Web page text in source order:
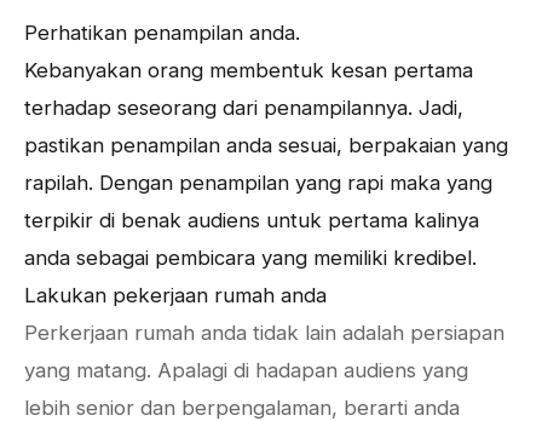
Perhatikan penampilan anda.
Kebanyakan orang membentuk kesan pertama
terhadap seseorang dari penampilannya. Jadi,
pastikan penampilan anda sesuai, berpakaian yang
rapilah. Dengan penampilan yang rapi maka yang
terpikir di benak audiens untuk pertama kalinya
anda sebagai pembicara yang memiliki kredibel.
Lakukan pekerjaan rumah anda
Perkerjaan rumah anda tidak lain adalah persiapan
yang matang. Apalagi di hadapan audiens yang
lebih senior dan berpengalaman, berarti anda